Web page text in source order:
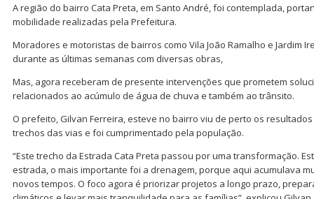
A região do bairro Cata Preta, em Santo André, foi contemplada,
mobilidade realizadas pela Prefeitura.
Moradores e motoristas de bairros como Vila João Ramalho e Jardim
durante as últimas semanas com diversas obras,
Mas, agora receberam de presente intervenções que prometem
relacionados ao acúmulo de água de chuva e também ao trânsito.
O prefeito, Gilvan Ferreira, esteve no bairro viu de perto os
trechos das vias e foi cumprimentado pela população.
“Este trecho da Estrada Cata Preta passou por uma transformação.
estrada, o mais importante foi a drenagem, porque aqui acumulava
novos tempos. O foco agora é priorizar projetos a longo prazo,